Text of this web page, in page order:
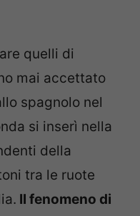
quelli di
mai accettato
spagnolo nel
si inserì nella
della
tra le ruote
Il fenomeno di